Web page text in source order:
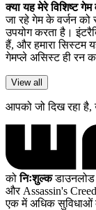
क्या यह मेरे विशिष्ट
जा रहे गेम के वर्जन
उपयोग करता है।
हैं, और हमारा सिस्टम
गेमप्ले असिस्ट ही रन
View all
आपको जो दिख रहा
कोनिःशुल्कडाउनलोड
और Assassin's
एक में अधिक सुविधाओं